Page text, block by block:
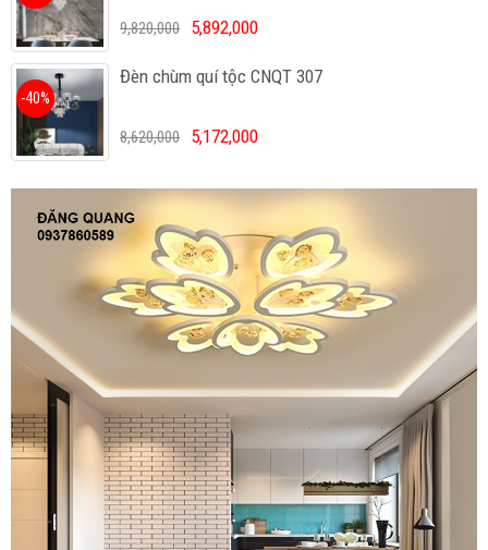
9,820,000 5,892,000
Đèn chùm quí tộc CNQT 307
-40%
8,620,000 5,172,000